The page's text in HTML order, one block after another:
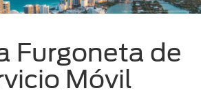
Furgoneta de
Móvil